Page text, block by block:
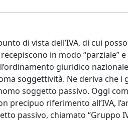
di vista dell’IVA, di cui
in modo “parziale”
giuridico
soggettività. Ne deriva che
soggetto passivo. Oggi
riferimento all’IVA,
passivo, chiamato “Gruppo